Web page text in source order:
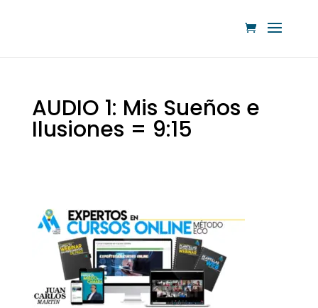
AUDIO 1: Mis Sueños e
Ilusiones = 9:15